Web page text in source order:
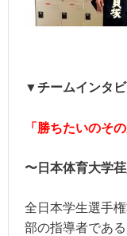
▼チームインタ
「勝ちたいのその
〜日本体育大学
全日本学生選手
部の指導者であ